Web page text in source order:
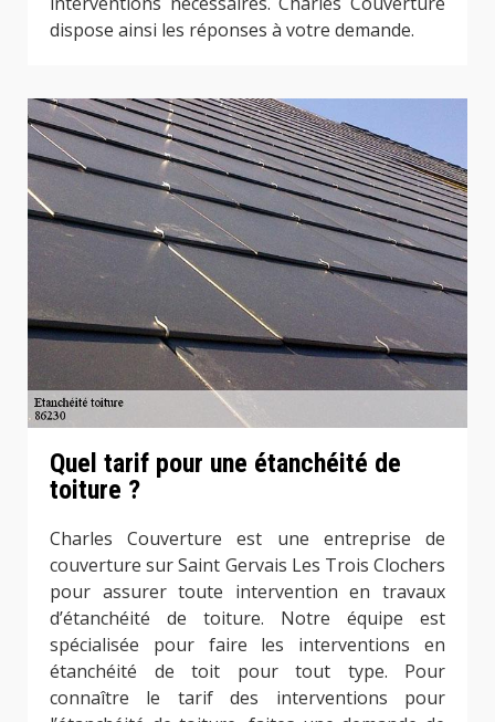
dispose ainsi les réponses à votre demande.
Quel tarif pour une étanchéité de
toiture ?
Charles Couverture est une entreprise de
couverture sur Saint Gervais Les Trois Clochers
pour assurer toute intervention en travaux
d’étanchéité de toiture. Notre équipe est
spécialisée pour faire les interventions en
étanchéité de toit pour tout type. Pour
connaître le tarif des interventions pour